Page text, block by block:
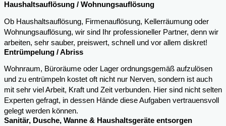
Haushaltsauflösung / Wohnungsauflösung
Ob Haushaltsauflösung, Firmenauflösung, Kellerräumung oder
Wohnungsauflösung, wir sind Ihr professioneller Partner, denn wir
arbeiten, sehr sauber, preiswert, schnell und vor allem diskret!
Entrümpelung / Abriss
Wohnraum, Büroräume oder Lager ordnungsgemäß aufzulösen
und zu entrümpeln kostet oft nicht nur Nerven, sondern ist auch
mit sehr viel Arbeit, Kraft und Zeit verbunden. Hier sind nicht selten
Experten gefragt, in dessen Hände diese Aufgaben vertrauensvoll
gelegt werden können.
Sanitär, Dusche, Wanne & Haushaltsgeräte entsorgen